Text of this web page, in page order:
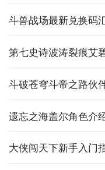
斗兽战场最新兑换码
第七史诗波涛裂痕艾
斗破苍穹斗帝之路伙
遗忘之海盖尔角色介
大侠闯天下新手入门